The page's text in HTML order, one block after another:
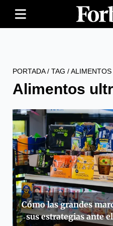
PORTADA/ TAG /
Alimentos
Cómo las grandes
sus estrategias ante